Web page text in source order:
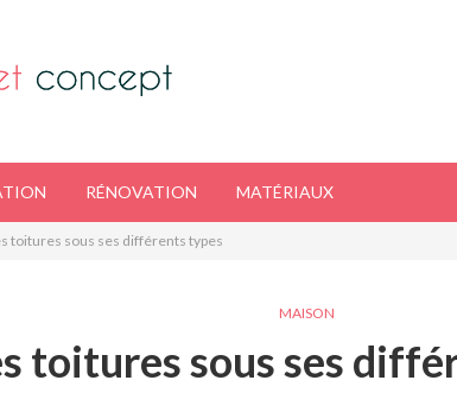
RÉNOVATION MATÉRIAUX
toitures sous ses différents types
MAISON
toitures sous ses